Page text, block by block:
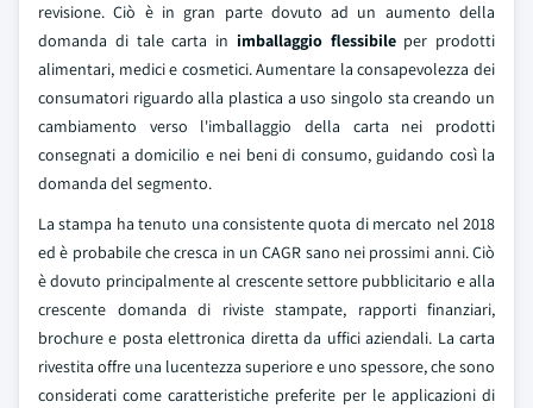
revisione. Ciò è in gran parte dovuto ad un aumento della
domanda di tale carta in imballaggio flessibileper prodotti
alimentari, medici e cosmetici. Aumentare la consapevolezza dei
consumatori riguardo alla plastica a uso singolo sta creando un
cambiamento verso l'imballaggio della carta nei prodotti
consegnati a domicilio e nei beni di consumo, guidando così la
domanda del segmento.
La stampa ha tenuto una consistente quota di mercato nel 2018
ed è probabile che cresca in un CAGR sano nei prossimi anni. Ciò
è dovuto principalmente al crescente settore pubblicitario e alla
crescente domanda di riviste stampate, rapporti finanziari,
brochure e posta elettronica diretta da uffici aziendali. La carta
rivestita offre una lucentezza superiore e uno spessore, che sono
considerati come caratteristiche preferite per le applicazioni di